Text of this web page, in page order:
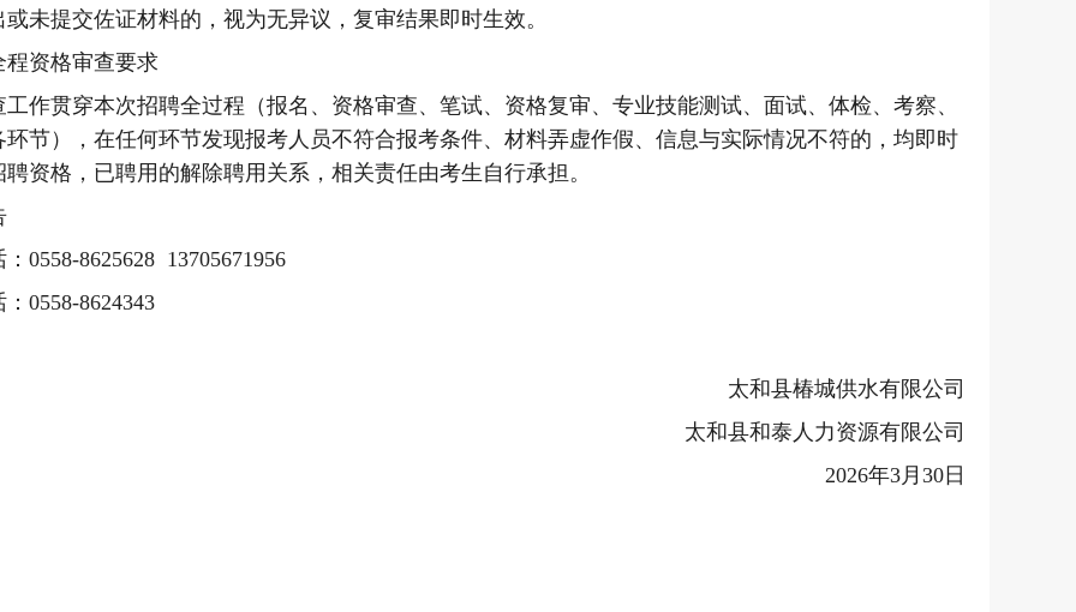
未提交佐证材料的，视为无异议，复审结果即时生效。
程资格审查要求
作贯穿本次招聘全过程（报名、 资格审查、 笔试、资格复审、专业技能测试、面试、体检、考察、
环节），在任何环节发现报考人员不符合报考条件、材料弄虚作假、信息与实际情况不符的，均即时
资格，已聘用的解除聘用关系，相关责任由考生自行承担。
0558-8625628 13705671956
0558-8624343
太和县椿城供水有限公司
太和县和泰人力资源有限公司
2026年3月 30 日